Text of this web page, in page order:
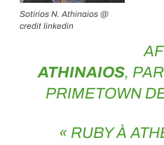
Sotirios N. Athinaios @
credit linkedin
ATHINAIOS,
PRIMETOWN
« RUBY À